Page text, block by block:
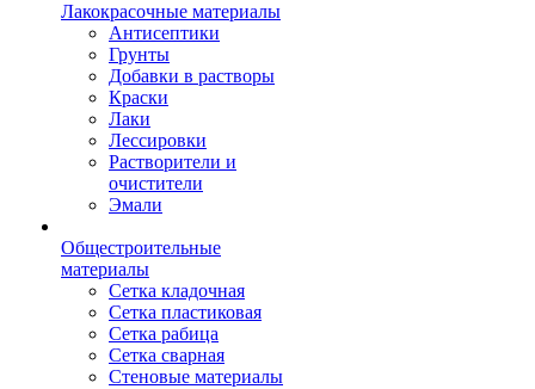
Лакокрасочные материалы
Антисептики
Грунты
Добавки в растворы
Краски
Лаки
Лессировки
Растворители и
очистители
Эмали
Общестроительные
материалы
Сетка кладочная
Сетка пластиковая
Сетка рабица
Сетка сварная
Стеновые материалы